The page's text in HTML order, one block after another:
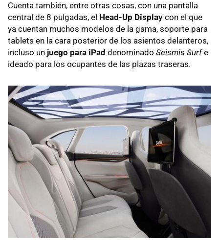
Cuenta también, entre otras cosas, con una pantalla
central de 8 pulgadas, el Head-Up Display con el que
ya cuentan muchos modelos de la gama, soporte para
tablets en la cara posterior de los asientos delanteros,
incluso un juego para iPad denominado Seismis Surfe
ideado para los ocupantes de las plazas traseras.